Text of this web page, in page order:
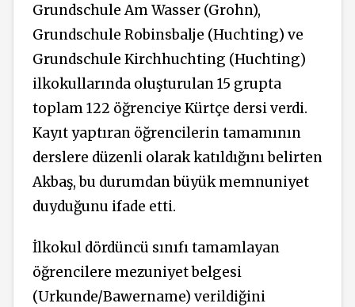
Grundschule Am Wasser (Grohn),
Grundschule Robinsbalje (Huchting) ve
Grundschule Kirchhuchting (Huchting)
ilkokullarında oluşturulan 15 grupta
toplam 122 öğrenciye Kürtçe dersi verdi.
Kayıt yaptıran öğrencilerin tamamının
derslere düzenli olarak katıldığını belirten
Akbaş, bu durumdan büyük memnuniyet
duyduğunu ifade etti.
İlkokul dördüncü sınıfı tamamlayan
öğrencilere mezuniyet belgesi
(Urkunde/Bawername) verildiğini